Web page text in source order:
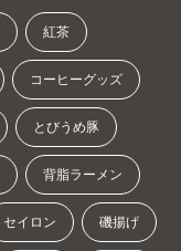
紅茶
コーヒーグッズ
とびうめ豚
背脂ラーメン
セイロン 磯揚げ